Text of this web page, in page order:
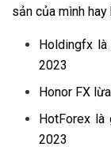
sản của mình hay
Holdingfx
2023
Honor FX
HotForex
2023